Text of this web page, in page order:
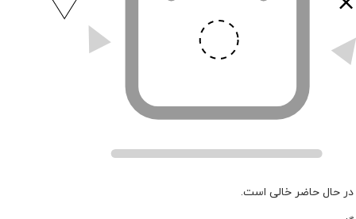
حال حاضر خالی است.